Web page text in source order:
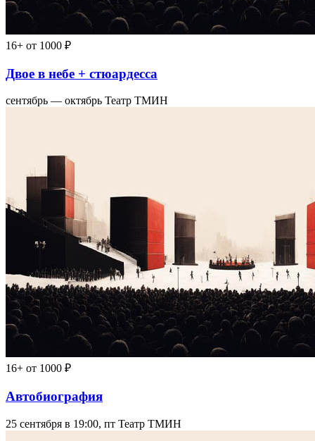
16+ от 1000 ₽
Двое в небе + стюардесса
сентябрь — октябрь Театр ТМИН
16+ от 1000 ₽
Автобиография
25 сентября в 19:00, пт Театр ТМИН